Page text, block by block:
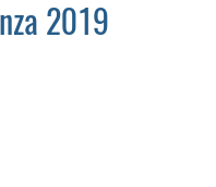
2019